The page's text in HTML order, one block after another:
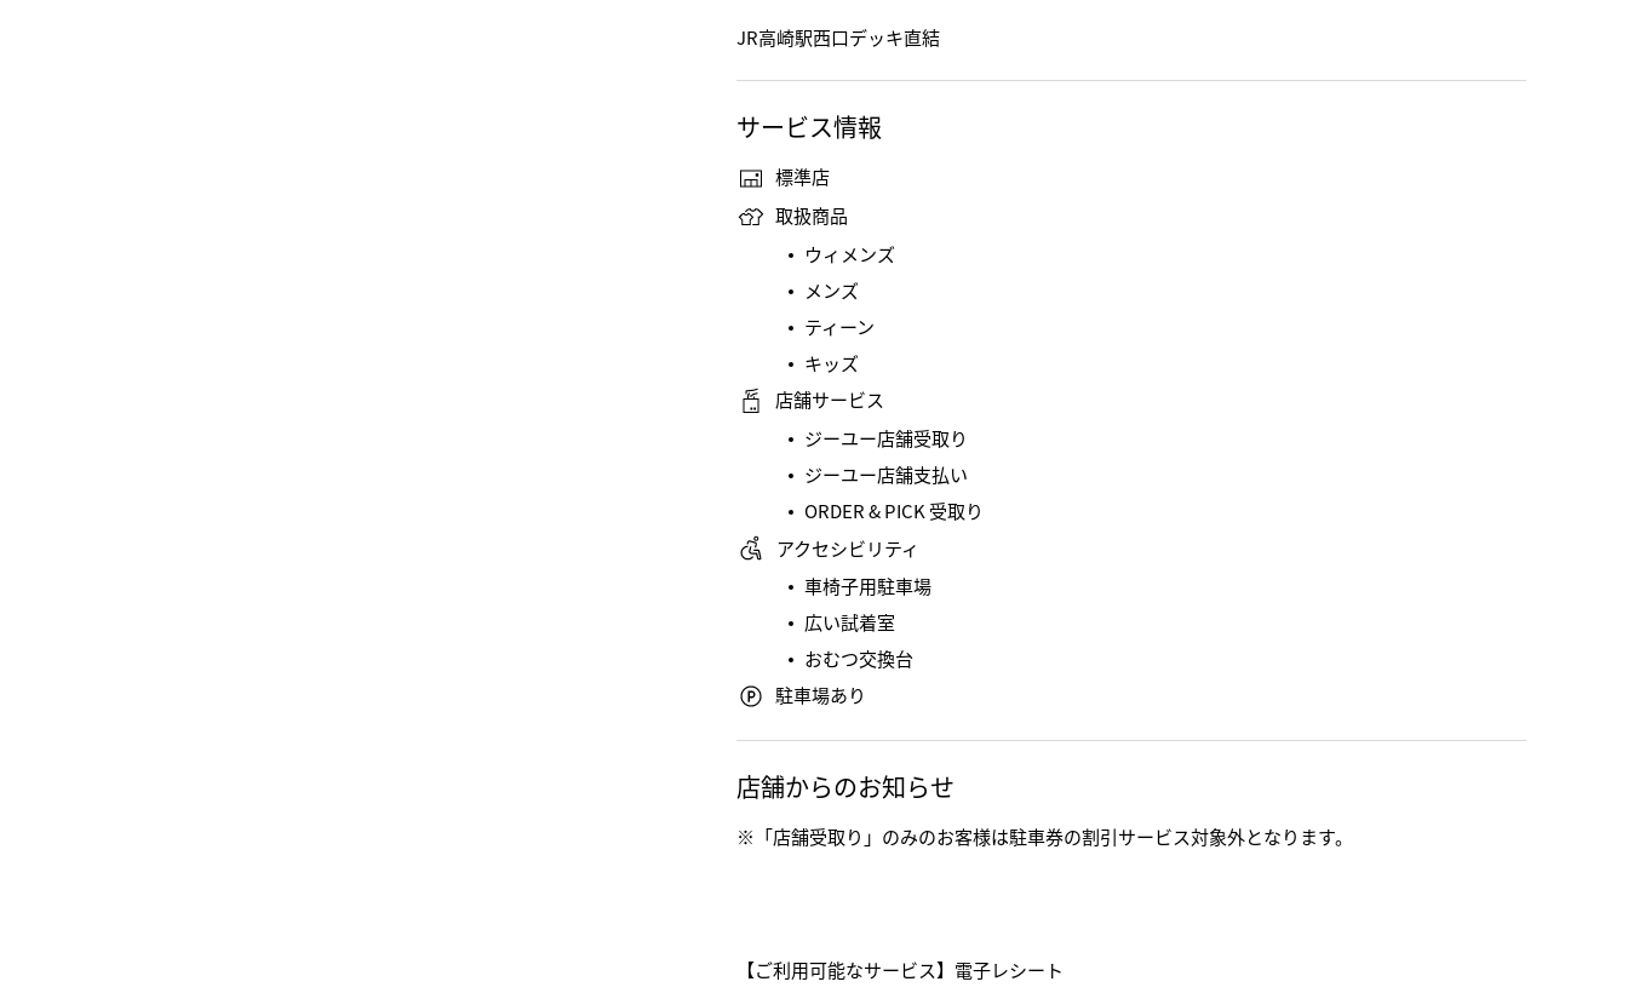
JR高崎駅西口デッキ直結
サービス情報
標準店
取扱商品
ウィメンズ
メンズ
ティーン
キッズ
店舗サービス
ジーユー店舗受取り
ジーユー店舗支払い
ORDER & PICK 受取り
アクセシビリティ
車椅子用駐車場
広い試着室
おむつ交換台
駐車場あり
店舗からのお知らせ
※「店舗受取り」のみのお客様は駐車券の割引サービス対象外となります。
【ご利用可能なサービス】電子レシート